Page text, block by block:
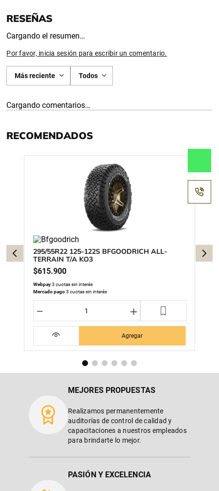
Cargando el resumen…
Por favor, inicia sesión para escribir un comentario.
Más reciente Todos
Cargando comentarios…
RECOMENDADOS
295/55R22 125-122S BFGOODRICH ALL-
TERRAIN T/A KO3
$615.900
Webpay3 cuotas sin interés
Mercado pago3 cuotas sin interés
＋
－
Agregar
MEJORES PROPUESTAS
Realizamos permanentemente
auditorías de control de calidad y
capacitaciones a nuestros empleados
para brindarte lo mejor.
PASIÓN Y EXCELENCIA